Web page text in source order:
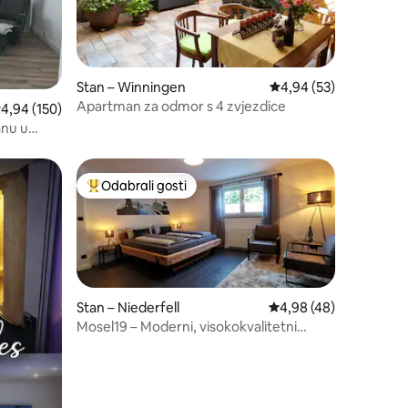
ocjena: 4,94/5, recenzija: 150
4,94 (150)
u
Stan – Winningen Prosječna ocjena:
4,94 (53)
Apartman za odmor s 4 zvjezdice
„Odabrali gosti”Među najviše rangiranima s oznakom „Odabrali gosti”
Odabrali gosti
Stan – Niederfell Prosječna ocjena:
4,98 (48)
Mosel19 – Moderni, visokokvalitetni